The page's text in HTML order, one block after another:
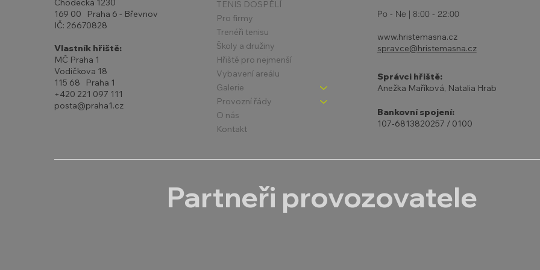
Chodecká 1230
169 00 Praha 6 - Břevnov
IČ: 26670828
Vlastník hřiště:
MČ Praha 1
Vodičkova 18
115 68 Praha 1
+420 221 097 111
posta@praha1.cz
TENIS DOSPĚLÍ
Pro firmy
Trenéři tenisu
Školy a družiny
Hřiště pro nejmenší
Vybavení areálu
Galerie
Provozní řády
O nás
Kontakt
Po - Ne | 8:00 - 22:00
www.hristemasna.cz
spravce@hristemasna.cz
Správci hřiště:
Anežka Maříková, Natalia Hrab
Bankovní spojení:
107-6813820257 / 0100
Partneři provozovatele